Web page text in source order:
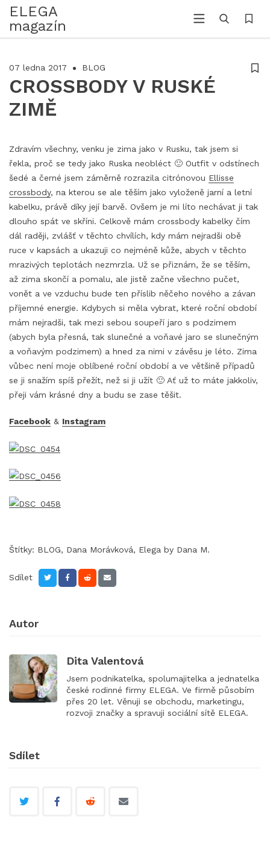
ELEGA
magazín
07 ledna 2017 BLOG
CROSSBODY V RUSKÉ
ZIMĚ
Zdravím všechny, venku je zima jako v Rusku, tak jsem si
řekla, proč se tedy jako Ruska neobléct 🙂 Outfit v odstínech
šedé a černé jsem záměrně rozrazila citrónovou Ellisse
crossbody, na kterou se ale těším jako vyloženě jarní a letní
kabelku, právě díky její barvě. Ovšem je mi líto nechávat ji tak
dlouho spát ve skříni. Celkově mám crossbody kabelky čím
dál raději, zvlášť v těchto chvílích, kdy mám nejradši obě
ruce v kapsách a ukazuji co nejméně kůže, abych v těchto
mrazivých teplotách nezmrzla. Už se přiznám, že se těším,
až zima skončí a pomalu, ale jistě začne všechno pučet,
vonět a ve vzduchu bude ten příslib něčeho nového a závan
příjemné energie. Kdybych si měla vybrat, které roční období
mám nejradši, tak mezi sebou soupeří jaro s podzimem
(abych byla přesná, tak slunečné a voňavé jaro se slunečným
a voňavým podzimem) a hned za nimi v závěsu je léto. Zima
vůbec není moje oblíbené roční období a ve většině případů
se ji snažím spíš přežít, než si ji užít 🙂 Ať už to máte jakkoliv,
přeji vám krásné dny a budu se zase těšit.
Facebook & Instagram
Štítky: BLOG, Dana Morávková, Elega by Dana M.
Sdílet
Autor
Dita Valentová
Jsem podnikatelka, spolumajitelka a jednatelka
české rodinné firmy ELEGA. Ve firmě působím
přes 20 let. Věnuji se obchodu, marketingu,
rozvoji značky a spravuji sociální sítě ELEGA.
Sdílet